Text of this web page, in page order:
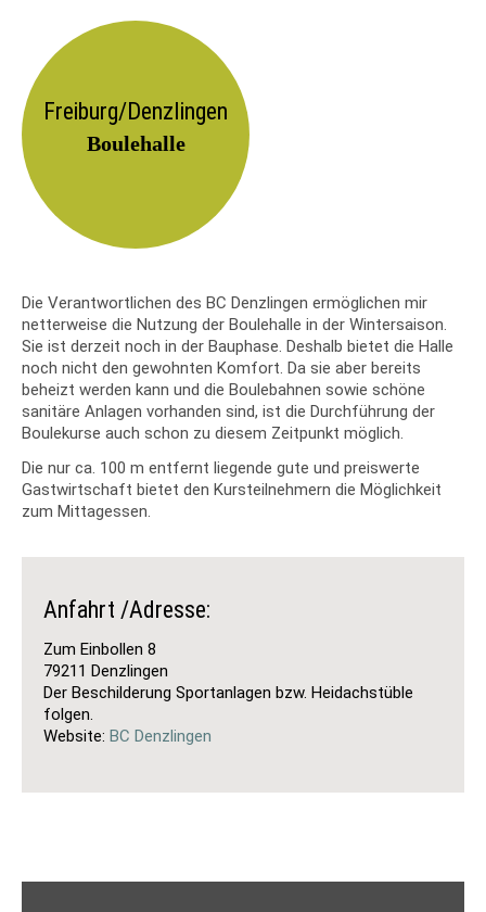
Freiburg/Denzlingen
Boulehalle
Die Verantwortlichen des BC Denzlingen ermöglichen mir
netterweise die Nutzung der Boulehalle in der Wintersaison.
Sie ist derzeit noch in der Bauphase. Deshalb bietet die Halle
noch nicht den gewohnten Komfort. Da sie aber bereits
beheizt werden kann und die Boulebahnen sowie schöne
sanitäre Anlagen vorhanden sind, ist die Durchführung der
Boulekurse auch schon zu diesem Zeitpunkt möglich.
Die nur ca. 100 m entfernt liegende gute und preiswerte
Gastwirtschaft bietet den Kursteilnehmern die Möglichkeit
zum Mittagessen.
Anfahrt /Adresse:
Zum Einbollen 8
79211 Denzlingen
Der Beschilderung Sportanlagen bzw. Heidachstüble
folgen.
Website: BC Denzlingen